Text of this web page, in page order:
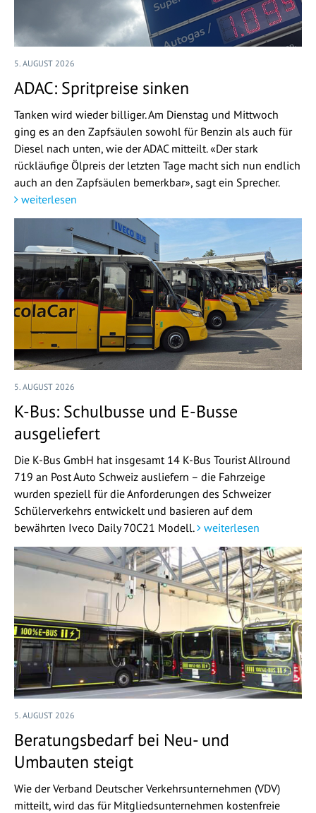
5. AUGUST 2026
ADAC: Spritpreise sinken
Tanken wird wieder billiger. Am Dienstag und Mittwoch
ging es an den Zapfsäulen sowohl für Benzin als auch für
Diesel nach unten, wie der ADAC mitteilt. «Der stark
rückläufige Ölpreis der letzten Tage macht sich nun endlich
auch an den Zapfsäulen bemerkbar», sagt ein Sprecher.
weiterlesen
5. AUGUST 2026
K-Bus: Schulbusse und E-Busse
ausgeliefert
Die K-Bus GmbH hat insgesamt 14 K-Bus Tourist Allround
719 an Post Auto Schweiz ausliefern – die Fahrzeige
wurden speziell für die Anforderungen des Schweizer
Schülerverkehrs entwickelt und basieren auf dem
bewährten Iveco Daily 70C21 Modell.
weiterlesen
5. AUGUST 2026
Beratungsbedarf bei Neu- und
Umbauten steigt
Wie der Verband Deutscher Verkehrsunternehmen (VDV)
mitteilt, wird das für Mitgliedsunternehmen kostenfreie